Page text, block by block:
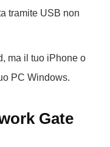
tramite USB non
ma il tuo iPhone o
PC Windows.
Gate